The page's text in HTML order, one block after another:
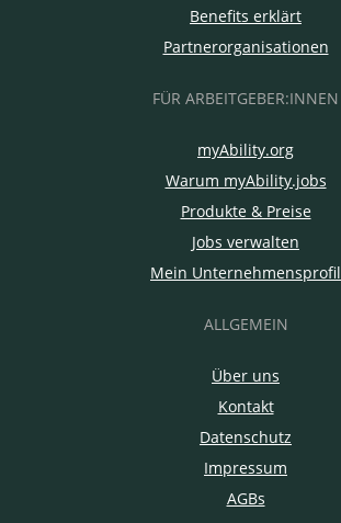
Benefits erklärt
Partnerorganisationen
FÜR ARBEITGEBER:INNEN
myAbility.org
Warum myAbility.jobs
Produkte & Preise
Jobs verwalten
Mein Unternehmensprofil
ALLGEMEIN
Über uns
Kontakt
Datenschutz
Impressum
AGBs